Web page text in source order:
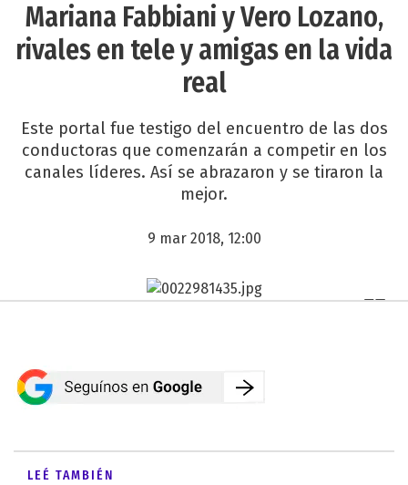
Mariana Fabbiani y Vero Lozano,
rivales en tele y amigas en la vida
real
Este portal fue testigo del encuentro de las dos
conductoras que comenzarán a competir en los
canales líderes. Así se abrazaron y se tiraron la
mejor.
9 mar 2018, 12:00
LEÉ TAMBIÉN